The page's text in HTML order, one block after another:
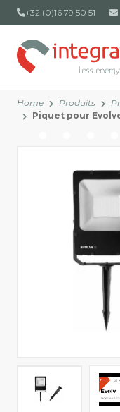
+32 (0)16 79 50 51
Home Produits
Piquet pour